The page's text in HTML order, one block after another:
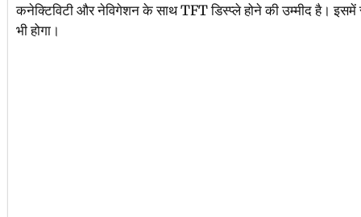
कनेक्टिविटी और नेविगेशन के साथ TFT डिस्प्ले होने की उम्मीद है।
भी होगा।